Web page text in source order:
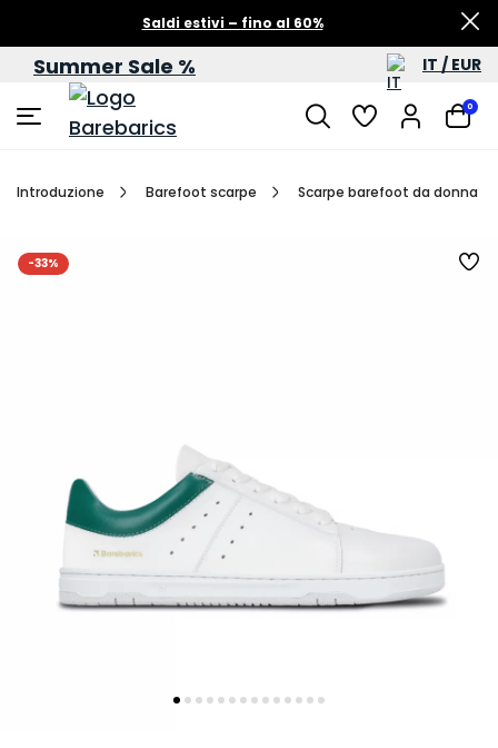
Saldi estivi – fino al 60%
Summer Sale % IT / EUR
0
Introduzione Barefoot scarpe Scarpe barefoot da donna
-33%